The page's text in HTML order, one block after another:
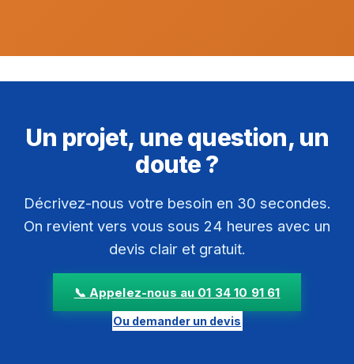
Un projet, une question, un
doute ?
Décrivez-nous votre besoin en 30 secondes.
On revient vers vous sous 24 heures avec un
devis clair et gratuit.
📞 Appelez-nous au 01 34 10 91 61
Ou demander un devis